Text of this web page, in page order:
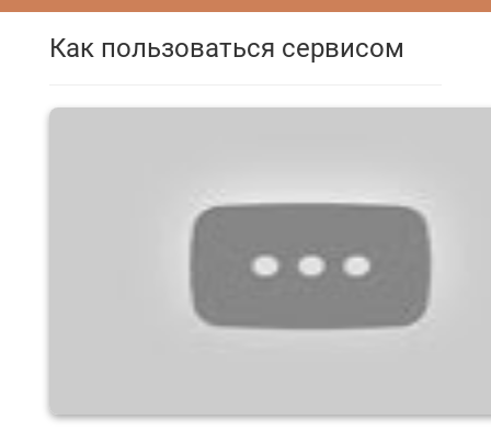
Как пользоваться сервисом